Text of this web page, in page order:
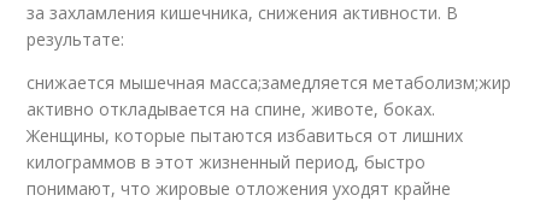
за захламления кишечника, снижения активности. В
результате:
снижается мышечная масса;замедляется метаболизм;жир
активно откладывается на спине, животе, боках.
Женщины, которые пытаются избавиться от лишних
килограммов в этот жизненный период, быстро
понимают, что жировые отложения уходят крайне